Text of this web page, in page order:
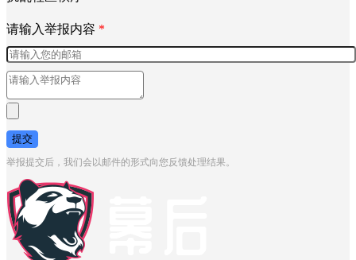
请输入举报内容 *
提交
举报提交后，我们会以邮件的形式向您反馈处理结果。